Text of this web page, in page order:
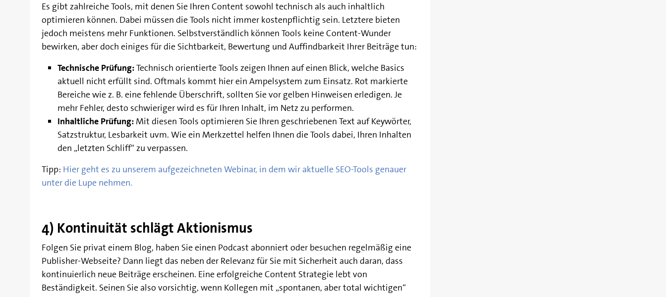
Es gibt zahlreiche Tools, mit denen Sie Ihren Content sowohl technisch als auch inhaltlich
optimieren können. Dabei müssen die Tools nicht immer kostenpflichtig sein. Letztere bieten
jedoch meistens mehr Funktionen. Selbstverständlich können Tools keine Content-Wunder
bewirken, aber doch einiges für die Sichtbarkeit, Bewertung und Auffindbarkeit Ihrer Beiträge tun:
Technische Prüfung:Technisch orientierte Tools zeigen Ihnen auf einen Blick, welche Basics
aktuell nicht erfüllt sind. Oftmals kommt hier ein Ampelsystem zum Einsatz. Rot markierte
Bereiche wie z. B. eine fehlende Überschrift, sollten Sie vor gelben Hinweisen erledigen. Je
mehr Fehler, desto schwieriger wird es für Ihren Inhalt, im Netz zu performen.
Inhaltliche Prüfung: Mit diesen Tools optimieren Sie Ihren geschriebenen Text auf Keywörter,
Satzstruktur, Lesbarkeit uvm. Wie ein Merkzettel helfen Ihnen die Tools dabei, Ihren Inhalten
den „letzten Schliff“ zu verpassen.
Tipp: Hier geht es zu unserem aufgezeichneten Webinar, in dem wir aktuelle SEO-Tools genauer
unter die Lupe nehmen.
4) Kontinuität schlägt Aktionismus
Folgen Sie privat einem Blog, haben Sie einen Podcast abonniert oder besuchen regelmäßig eine
Publisher-Webseite? Dann liegt das neben der Relevanz für Sie mit Sicherheit auch daran, dass
kontinuierlich neue Beiträge erscheinen. Eine erfolgreiche Content Strategie lebt von
Beständigkeit. Seinen Sie also vorsichtig, wenn Kollegen mit „spontanen, aber total wichtigen“